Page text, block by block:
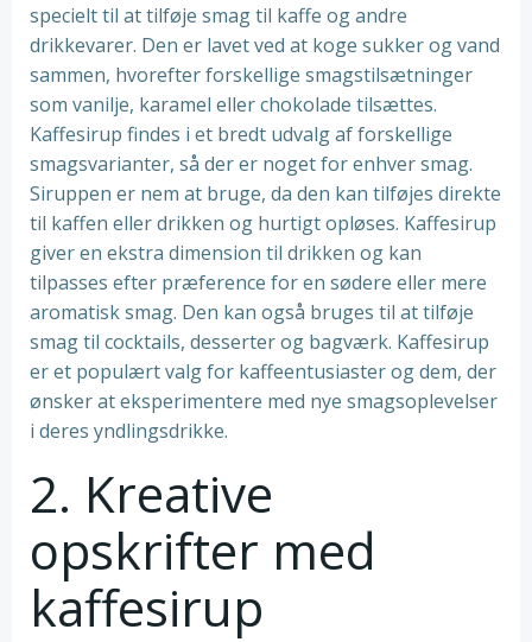
specielt til at tilføje smag til kaffe og andre
drikkevarer. Den er lavet ved at koge sukker og vand
sammen, hvorefter forskellige smagstilsætninger
som vanilje, karamel eller chokolade tilsættes.
Kaffesirup findes i et bredt udvalg af forskellige
smagsvarianter, så der er noget for enhver smag.
Siruppen er nem at bruge, da den kan tilføjes direkte
til kaffen eller drikken og hurtigt opløses. Kaffesirup
giver en ekstra dimension til drikken og kan
tilpasses efter præference for en sødere eller mere
aromatisk smag. Den kan også bruges til at tilføje
smag til cocktails, desserter og bagværk. Kaffesirup
er et populært valg for kaffeentusiaster og dem, der
ønsker at eksperimentere med nye smagsoplevelser
i deres yndlingsdrikke.
2. Kreative
opskrifter med
kaffesirup